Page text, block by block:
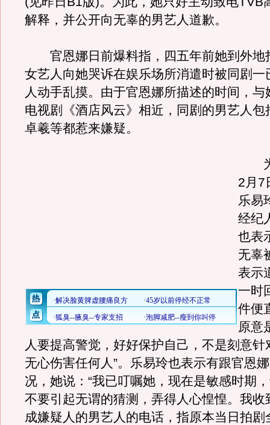
解释，并公开向无辜的男艺人道歉。
官恩娜日前爆料指，四五年前她到外地
女艺人向她哭诉在娱乐场所消遣时被同剧一
人动手乱摸。由于官恩娜所描述的时间，与
电视剧《酒店风云》相近，同剧的男艺人包
卓羲等都惹来嫌疑。
为
2月7
乐易
经纪
也表
无辜
表示
一时
件便
原意
人要提高警觉，好好保护自己，不是刻意针
无心伤害任何人”。乐易玲也表示有跟官恩
况，她说：“我已叮嘱她，现在是敏感时期
不要引起无谓的猜测，弄得人心惶惶。我收
成嫌疑人的男艺人的电话，指原本当日拍剧